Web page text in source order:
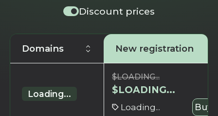
Discount prices
Domains New registration
Loading...
$LOADING...
$LOADING...
Loading... Buy